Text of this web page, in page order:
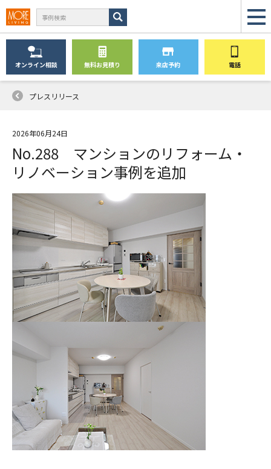
オンライン相談 無料お見積り 来店予約 電話
プレスリリース
2026年06月24日
No.288 マンションのリフォーム・
リノベーション事例を追加